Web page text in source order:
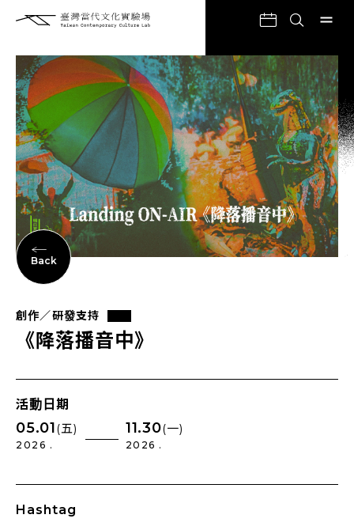
Back
創作／研發支持
《降落播音中》
活動日期
05.01(五)
2026 .
11.30(一)
2026 .
Hashtag